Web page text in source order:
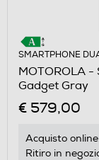
SMARTPHONE
MOTOROLA -
Gadget Gray
€ 579,00
Acquisto
Ritiro in